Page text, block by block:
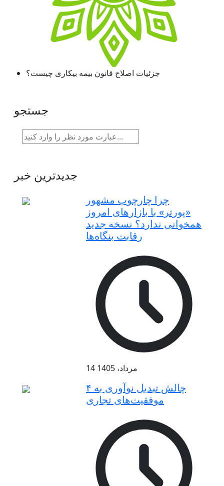
جزئیات اصلاح قانون بیمه بیکاری چیست؟
جستجو
جدیدترین خبر
چرا چارچوب مشهور
«پورتر» با بازارهای امروز
همخوانی ندارد؟ نسخه جدید
رقابت‌ بنگاه‌ها
14 مرداد، 1405
۴ چالش تبدیل نوآوری به
موفقیت‌های تجاری